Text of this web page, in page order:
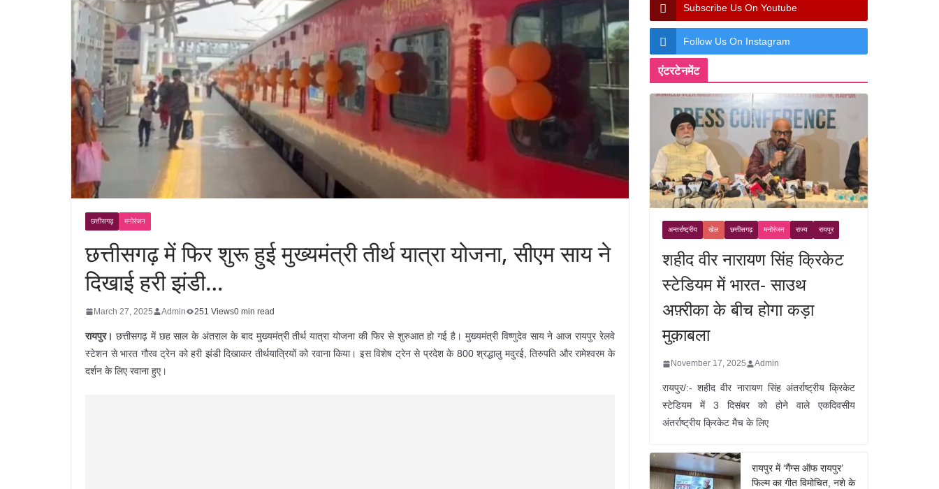
छत्तीसगढ़ मनोरंजन
छत्तीसगढ़ में फिर शुरू हुई मुख्यमंत्री तीर्थ यात्रा योजना, सीएम साय ने
दिखाई हरी झंडी…
March 27, 2025 Admin 251 Views0 min read
रायपुर। छत्तीसगढ़ में छह साल के अंतराल के बाद मुख्यमंत्री तीर्थ यात्रा योजना की फिर से शुरुआत हो गई है। मुख्यमंत्री विष्णुदेव साय ने आज रायपुर रेलवे
स्टेशन से भारत गौरव ट्रेन को हरी झंडी दिखाकर तीर्थयात्रियों को रवाना किया। इस विशेष ट्रेन से प्रदेश के 800 श्रद्धालु मदुरई, तिरुपति और रामेश्वरम के
दर्शन के लिए रवाना हुए।
Subscribe Us On Youtube
Follow Us On Instagram
एंटरटेनमेंट
अन्तर्राष्ट्रीय खेल छत्तीसगढ़ मनोरंजन राज्य रायपुर
शहीद वीर नारायण सिंह क्रिकेट
स्टेडियम में भारत- साउथ
अफ़्रीका के बीच होगा कड़ा
मुक़ाबला
November 17, 2025 Admin
रायपुर/:- शहीद वीर नारायण सिंह अंतर्राष्ट्रीय क्रिकेट
स्टेडियम में 3 दिसंबर को होने वाले एकदिवसीय
अंतर्राष्ट्रीय क्रिकेट मैच के लिए
रायपुर में ‘गैंग्स ऑफ रायपुर’
फिल्म का गीत विमोचित, नशे के